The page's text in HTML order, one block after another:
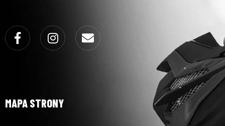
Facebook Instagram
MAPA STRONY